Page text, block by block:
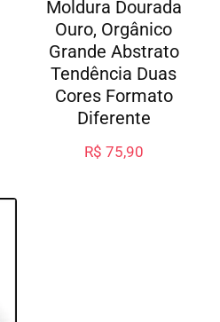
Moldura Dourada
Ouro, Orgânico
Grande Abstrato
Tendência Duas
Cores Formato
Diferente
R$ 75,90